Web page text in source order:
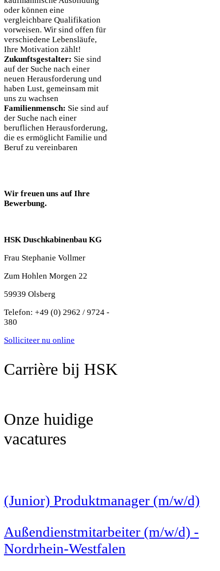
oder können eine
vergleichbare Qualifikation
vorweisen. Wir sind offen für
verschiedene Lebensläufe,
Ihre Motivation zählt!
Zukunftsgestalter: Sie sind
auf der Suche nach einer
neuen Herausforderung und
haben Lust, gemeinsam mit
uns zu wachsen
Familienmensch: Sie sind auf
der Suche nach einer
beruflichen Herausforderung,
die es ermöglicht Familie und
Beruf zu vereinbaren
Wir freuen uns auf Ihre
Bewerbung.
HSK Duschkabinenbau KG
Frau Stephanie Vollmer
Zum Hohlen Morgen 22
59939 Olsberg
Telefon: +49 (0) 2962 / 9724 -
380
Solliciteer nu online
Carrière bij HSK
Onze huidige
vacatures
(Junior) Produktmanager (m/w/d)
Außendienstmitarbeiter (m/w/d) -
Nordrhein-Westfalen